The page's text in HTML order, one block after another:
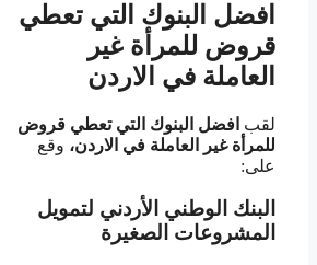
افضل البنوك التي تعطي
قروض للمرأة غير
العاملة في الاردن
لقب افضل البنوك التي تعطي قروض
للمرأة غير العاملة في الاردن، وقع
على:
البنك الوطني الأردني لتمويل
المشروعات الصغيرة